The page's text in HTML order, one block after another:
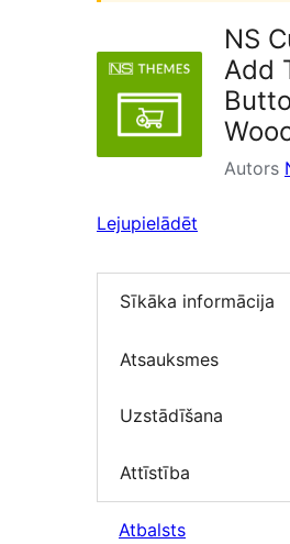
NS
Add
Autors
Lejupielādēt
Sīkāka informācija
Atsauksmes
Uzstādīšana
Attīstība
Atbalsts